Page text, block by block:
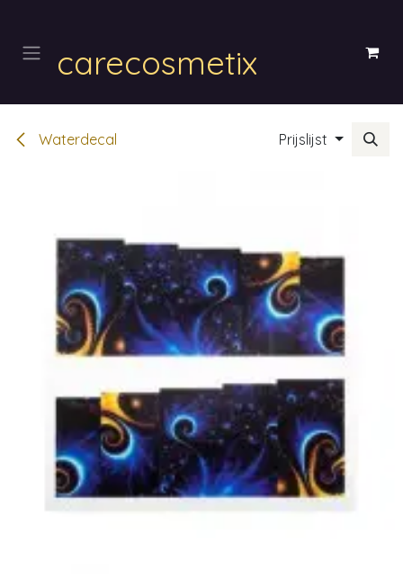
carecosmetix
Waterdecal Prijslijst